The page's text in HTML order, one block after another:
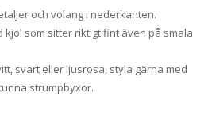
och volang i nederkanten.
kjol som sitter riktigt fint även på smala
svart eller ljusrosa, styla gärna med
strumpbyxor.